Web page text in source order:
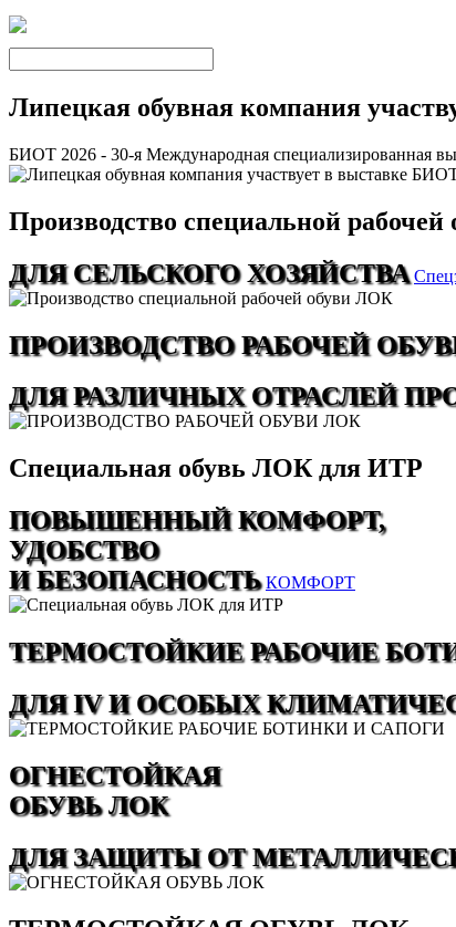
Липецкая обувная компания
БИОТ 2026 - 30-я Международная специализированная
Производство специальной
ДЛЯ СЕЛЬСКОГО ХОЗЯЙСТВА
ПРОИЗВОДСТВО РАБОЧЕЙ
ДЛЯ РАЗЛИЧНЫХ ОТРАСЛЕЙ
Специальная обувь ЛОК для ИТР
ПОВЫШЕННЫЙ КОМФОРТ,
УДОБСТВО
И БЕЗОПАСНОСТЬ КОМФОРТ
ТЕРМОСТОЙКИЕ РАБОЧИЕ
ДЛЯ IV И ОСОБЫХ
ОГНЕСТОЙКАЯ
ОБУВЬ ЛОК
ДЛЯ ЗАЩИТЫ ОТ